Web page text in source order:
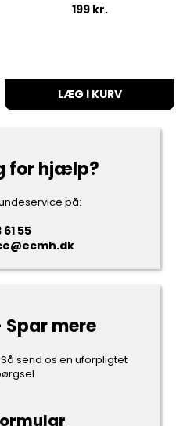
199 kr.
LÆG I KURV
for hjælp?
på:
55
Spar mere
send os en uforpligtet